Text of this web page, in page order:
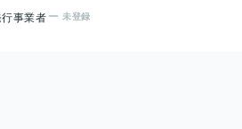
事業者 未登録